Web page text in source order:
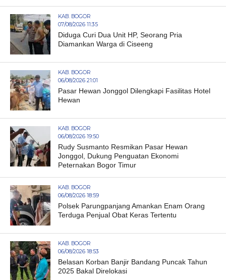
KAB. BOGOR
07/08/2026 11:35
Diduga Curi Dua Unit HP, Seorang Pria
Diamankan Warga di Ciseeng
KAB. BOGOR
06/08/2026 21:01
Pasar Hewan Jonggol Dilengkapi Fasilitas Hotel
Hewan
KAB. BOGOR
06/08/2026 19:50
Rudy Susmanto Resmikan Pasar Hewan
Jonggol, Dukung Penguatan Ekonomi
Peternakan Bogor Timur
KAB. BOGOR
06/08/2026 18:59
Polsek Parungpanjang Amankan Enam Orang
Terduga Penjual Obat Keras Tertentu
KAB. BOGOR
06/08/2026 18:53
Belasan Korban Banjir Bandang Puncak Tahun
2025 Bakal Direlokasi